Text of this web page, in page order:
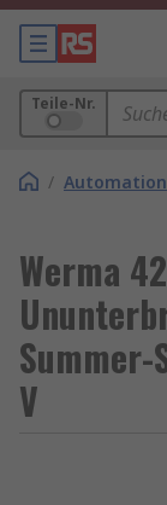
Teile-Nr.
/ Automation
Werma
V